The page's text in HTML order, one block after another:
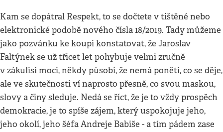
Kam se dopátral Respekt, to se dočtete v tištěné nebo
elektronické podobě nového čísla 18/2019. Tady můžeme
jako pozvánku ke koupi konstatovat, že Jaroslav
Faltýnek se už třicet let pohybuje velmi zručně
v zákulisí moci, někdy působí, že nemá ponětí, co se děje,
ale ve skutečnosti ví naprosto přesně, co svou maskou,
slovy a činy sleduje. Nedá se říct, že je to vždy prospěch
demokracie, je to spíše zájem, který uspokojuje jeho,
jeho okolí, jeho šéfa Andreje Babiše - a tím pádem zase